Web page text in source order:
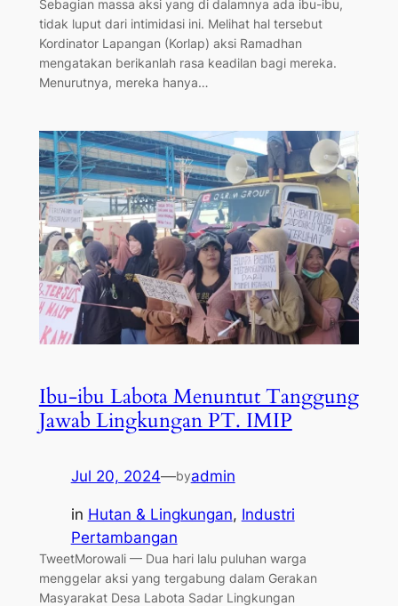
Sebagian massa aksi yang di dalamnya ada ibu-ibu,
tidak luput dari intimidasi ini. Melihat hal tersebut
Kordinator Lapangan (Korlap) aksi Ramadhan
mengatakan berikanlah rasa keadilan bagi mereka.
Menurutnya, mereka hanya…
Ibu-ibu Labota Menuntut Tanggung
Jawab Lingkungan PT. IMIP
Jul 20, 2024—byadmin
in Hutan & Lingkungan, Industri
Pertambangan
TweetMorowali — Dua hari lalu puluhan warga
menggelar aksi yang tergabung dalam Gerakan
Masyarakat Desa Labota Sadar Lingkungan